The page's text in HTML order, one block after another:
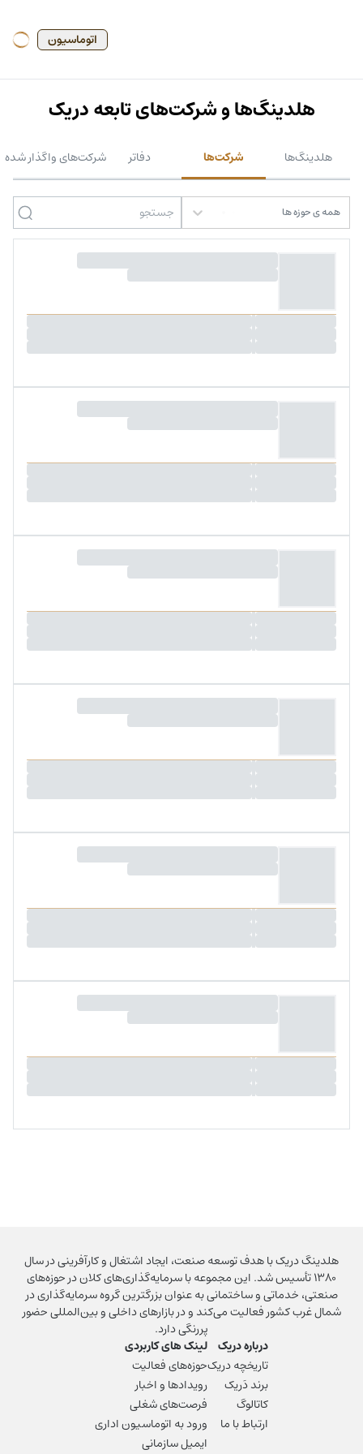
اتوماسیون
هلدینگ‌ها و شرکت‌های تابعه دریک
هلدینگ‌ها شرکت‌ها دفاتر شرکت‌های واگذار شده
همه ی حوزه ها
هلدینگ دریک با هدف توسعه صنعت، ایجاد اشتغال و کارآفرینی در سال
۱۳۸۰ تأسیس شد. این مجموعه با سرمایه‌گذاری‌های کلان در حوزه‌های
صنعتی، خدماتی و ساختمانی به عنوان بزرگترین گروه سرمایه‌گذاری در
شمال غرب کشور فعالیت می‌کند و در بازارهای داخلی و بین‌المللی حضور
پررنگی دارد.
درباره دریک
تاریخچه دریک
برند دَریک
کاتالوگ
ارتباط با ما
لینک های کاربردی
حوزه‌های فعالیت
رویدادها و اخبار
فرصت‌های شغلی
ورود به اتوماسیون اداری
ایمیل سازمانی